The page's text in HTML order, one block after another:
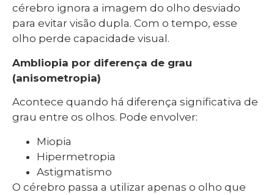
cérebro ignora a imagem do olho desviado
para evitar visão dupla. Com o tempo, esse
olho perde capacidade visual.
Ambliopia por diferença de grau
(anisometropia)
Acontece quando há diferença significativa de
grau entre os olhos. Pode envolver:
Miopia
Hipermetropia
Astigmatismo
O cérebro passa a utilizar apenas o olho que